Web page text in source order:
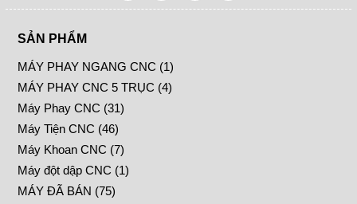
SẢN PHẨM
MÁY PHAY NGANG CNC (1)
MÁY PHAY CNC 5 TRỤC (4)
Máy Phay CNC (31)
Máy Tiện CNC (46)
Máy Khoan CNC (7)
Máy đột dập CNC (1)
MÁY ĐÃ BÁN (75)